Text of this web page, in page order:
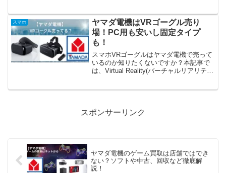
スマホ
ヤマダ電機はVRゴーグル売り
場！PC用も安いし固定タイプ
も！
スマホVRゴーグルはヤマダ電機で売って
いるのか知りたくないですか？本記事で
は、Virtual Reality(バーチャルリアリテ
ますよ！
スポンサーリンク
ヤマダ電機のゲーム買取は店舗ではでき
ない？ソフトや中古、回収など徹底解
説！